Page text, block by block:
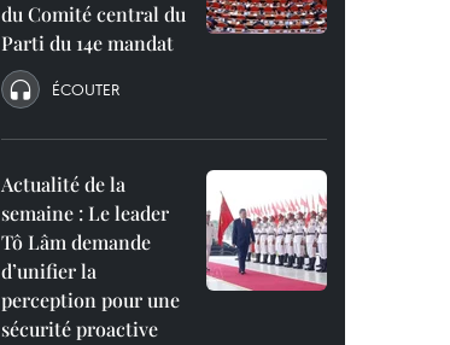
du Comité central du
Parti du 14e mandat
ÉCOUTER
Actualité de la
semaine : Le leader
Tô Lâm demande
d’unifier la
perception pour une
sécurité proactive